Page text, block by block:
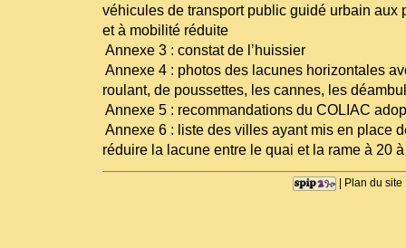
véhicules de transport public guidé urbain aux
et à mobilité réduite
­ Annexe 3 : constat de l’huissier
Annexe 4 : photos des lacunes horizontales
roulant, de poussettes, les cannes, les
Annexe 5 : recommandations du COLIAC
Annexe 6 : liste des villes ayant mis en place
réduire la lacune entre le quai et la rame à 20
| Plan du site